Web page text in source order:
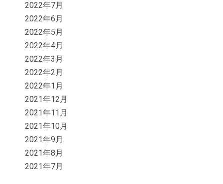
2022年7月
2022年6月
2022年5月
2022年4月
2022年3月
2022年2月
2022年1月
2021年12月
2021年11月
2021年10月
2021年9月
2021年8月
2021年7月